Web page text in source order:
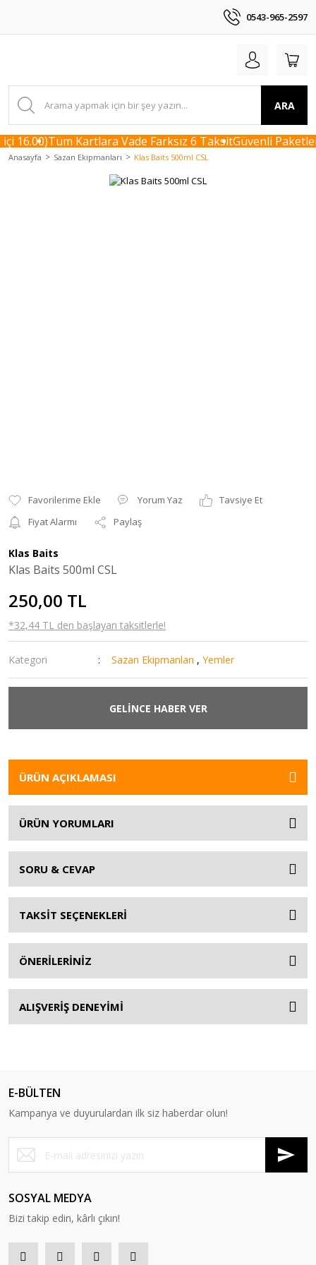
0543-965-2597
ARA
16.00)Tüm Kartlara Vade Farksız 6 TaksitGüvenli
Anasayfa Sazan Ekipmanları Klas Baits 500ml CSL
Yorum Yaz
Tavsiye Et
Fiyat Alarmı
Paylaş
Klas Baits
Klas Baits 500ml CSL
250,00 TL
*32,44 TL den başlayan taksitlerle!
Kategori Sazan Ekipmanları ,Yemler
GELİNCE HABER VER
ÜRÜN AÇIKLAMASI
ÜRÜN YORUMLARI
SORU & CEVAP
TAKSİT SEÇENEKLERİ
ÖNERİLERİNİZ
ALIŞVERİŞ DENEYİMİ
E-BÜLTEN
Kampanya ve duyurulardan ilk siz haberdar olun!
SOSYAL MEDYA
Bizi takip edin, kârlı çıkın!